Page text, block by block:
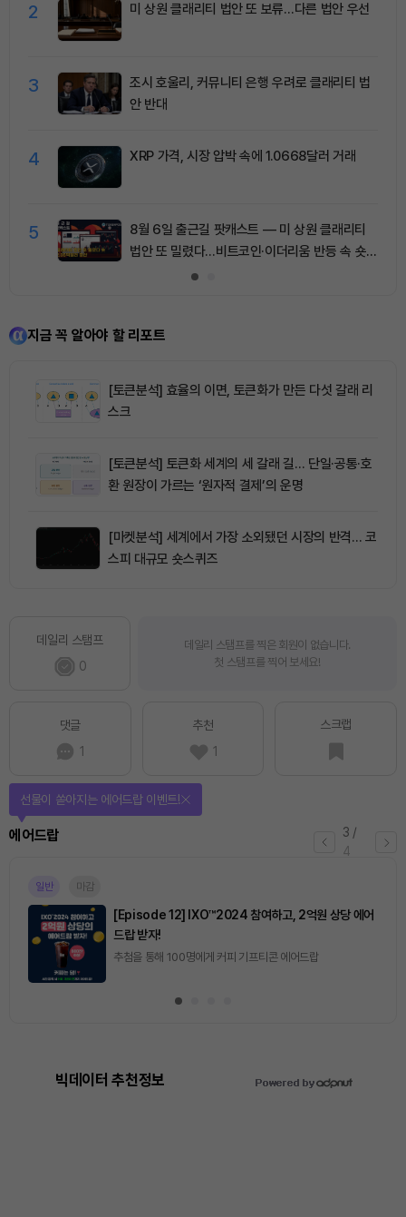
2 미 상원 클래리티 법안 또 보류…다른 법안 우선
3
조시 호울리, 커뮤니티 은행 우려로 클래리티 법
안 반대
4 XRP 가격, 시장 압박 속에 1.0668달러 거래
5
8월 6일 출근길 팟캐스트 — 미 상원 클래리티
법안 또 밀렸다…비트코인·이더리움 반등 속 숏
청산 2.35억달러
지금 꼭 알아야 할 리포트
[토큰분석] 효율의 이면, 토큰화가 만든 다섯 갈래 리
스크
[토큰분석] 토큰화 세계의 세 갈래 길… 단일·공통·호
환 원장이 가르는 ‘원자적 결제’의 운명
[마켓분석] 세계에서 가장 소외됐던 시장의 반격… 코
스피 대규모 숏스퀴즈
데일리 스탬프
0
데일리 스탬프를 찍은 회원이 없습니다.
첫 스탬프를 찍어 보세요!
댓글
1
추천
1
스크랩
3 /
4
에어드랍
선물이 쏟아지는 에어드랍 이벤트!
일반 마감
[Episode 12] IXO™2024 참여하고, 2억원 상당 에어
드랍 받자!
추첨을 통해 100명에게 커피 기프티콘 에어드랍
빅데이터 추천정보